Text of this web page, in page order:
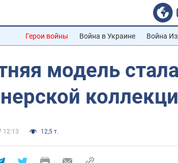
Герои войны Война в Украине Война
модель
12:13
12,5 т.